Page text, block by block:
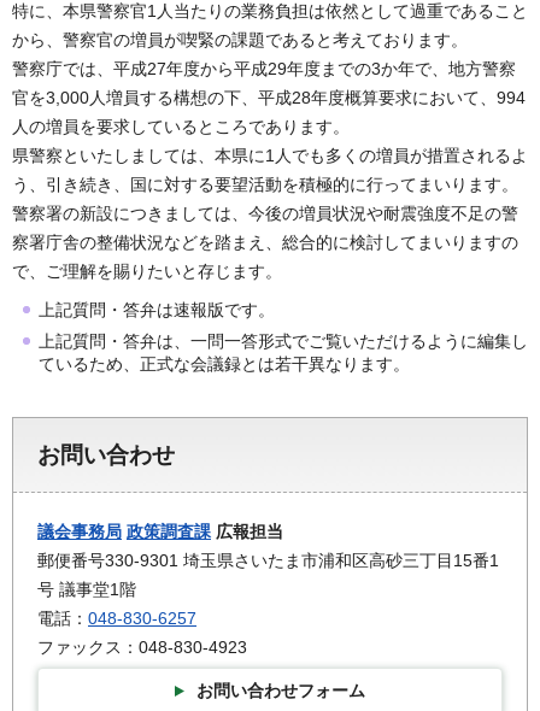
特に、本県警察官1人当たりの業務負担は依然として過重であること
から、警察官の増員が喫緊の課題であると考えております。
警察庁では、平成27年度から平成29年度までの3か年で、地方警察
官を3,000人増員する構想の下、平成28年度概算要求において、994
人の増員を要求しているところであります。
県警察といたしましては、本県に1人でも多くの増員が措置されるよ
う、引き続き、国に対する要望活動を積極的に行ってまいります。
警察署の新設につきましては、今後の増員状況や耐震強度不足の警
察署庁舎の整備状況などを踏まえ、総合的に検討してまいりますの
で、ご理解を賜りたいと存じます。
上記質問・答弁は速報版です。
上記質問・答弁は、一問一答形式でご覧いただけるように編集し
ているため、正式な会議録とは若干異なります。
お問い合わせ
議会事務局 政策調査課 広報担当
郵便番号330-9301 埼玉県さいたま市浦和区高砂三丁目15番1
号 議事堂1階
電話： 048-830-6257
ファックス：048-830-4923
お問い合わせフォーム